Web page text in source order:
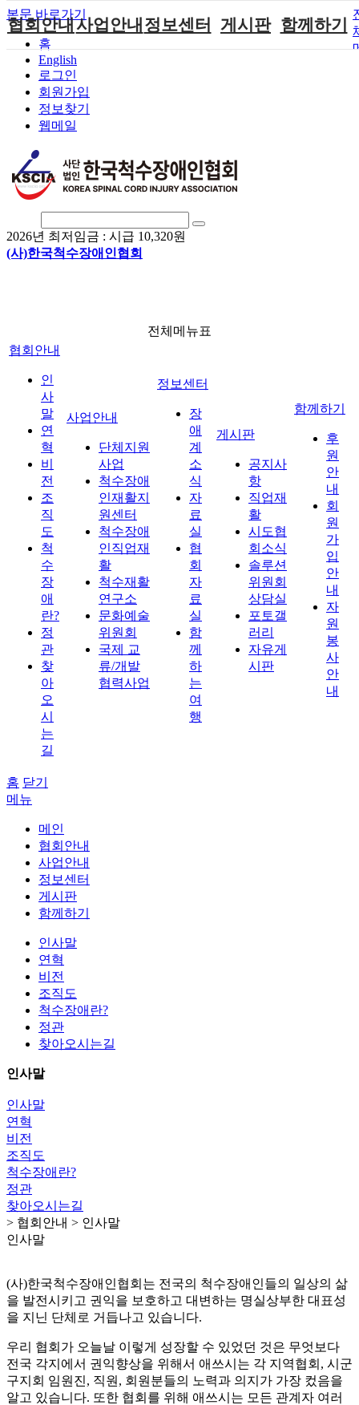
본문 바로가기
홈
English
로그인
회원가입
정보찾기
웹메일
2026년 최저임금 : 시급 10,320원
(사)한국척수장애인협회
협회안내
인사말
연혁
비전
조직도
척수장애란?
정관
찾아오시는길
사업안내
단체지원사업
척수장애인재
활지원센터
척수장애인직
척수재활연구
소
국제 교류/개
발 협력사업
정보센터 게시판
포토갤러리
자유게시판
함께하기
전체메뉴표
협회안내
인
사
말
연
혁
비
전
조
직
도
척
수
장
애
란?
정
관
찾
아
오
시
는
길
사업안내
단체지원
사업
척수장애
인재활지
원센터
척수장애
인직업재
활
척수재활
연구소
문화예술
위원회
국제 교
류/개발
협력사업
정보센터
장
애
계
소
식
자
료
실
협
회
자
료
실
함
께
하
는
여
행
게시판
공지사
항
직업재
활
시도협
회소식
솔루션
위원회
상담실
포토갤
러리
자유게
시판
함께하기
후
원
안
내
회
원
가
입
안
내
자
원
봉
사
안
내
홈 닫기
메뉴
메인
협회안내
사업안내
정보센터
게시판
함께하기
인사말
연혁
비전
조직도
척수장애란?
정관
찾아오시는길
인사말
인사말
연혁
비전
조직도
척수장애란?
정관
찾아오시는길
> 협회안내 > 인사말
인사말
(사)한국척수장애인협회는 전국의 척수장애인들의 일상의 삶
을 발전시키고 권익을 보호하고 대변하는 명실상부한 대표성
을 지닌 단체로 거듭나고 있습니다.
우리 협회가 오늘날 이렇게 성장할 수 있었던 것은 무엇보다
전국 각지에서 권익향상을 위해서 애쓰시는 각 지역협회, 시군
구지회 임원진, 직원, 회원분들의 노력과 의지가 가장 컸음을
알고 있습니다. 또한 협회를 위해 애쓰시는 모든 관계자 여러